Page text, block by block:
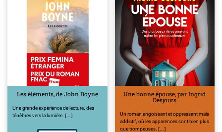
Les éléments, de John Boyne
Une grande expérience de lecture, des
ténèbres vers la lumière. [...]
Une bonne épouse, par Ingrid
Desjours
Un roman angoissant et oppressant mais
addictif, où les apparences sont bien plus
que trompeuses. [...]